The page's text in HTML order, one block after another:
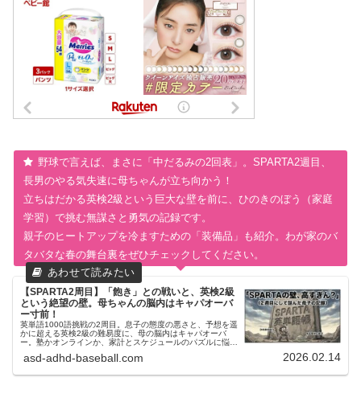
野球で言えば、まさに「中だるみの2回表」。SPARTA2週目、
長男のやる気失速に母ちゃんが立ち向かう！
立ちはだかる英検2級という巨大な壁を前に、ひのきのぼう（家庭
学習）で挑む無謀さと勇気の記録です。
親子のヒートアップを冷ますための「装備品」も紹介。わが家のバ
タバタな春の舞台裏をぜひチェックしてください。
【SPARTA2周目】「飽き」との戦いと、英検2級
という絶望の壁。母ちゃんの脳内はキャパオーバ
ー寸前！
英単語1000語挑戦の2周目。息子の態度の悪さと、予想を遥
かに超える英検2級の難易度に、母の脳内はキャパオーバ
ー。塾かオンラインか、家計とスケジュールのパズルに悩む
asd-adhd-baseball.com 2026.02.14